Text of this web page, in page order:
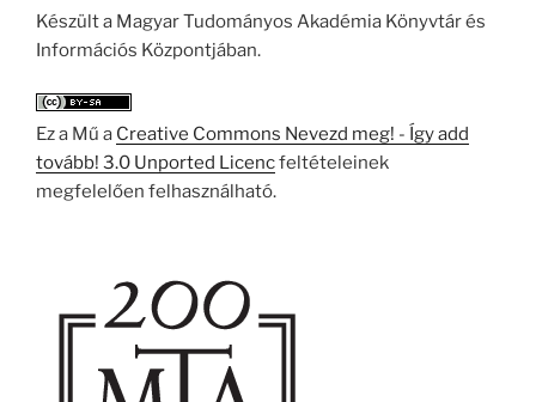
Készült a Magyar Tudományos Akadémia Könyvtár és
Információs Központjában.
Ez a Mű a Creative Commons Nevezd meg! - Így add
tovább! 3.0 Unported Licencfeltételeinek
megfelelően felhasználható.